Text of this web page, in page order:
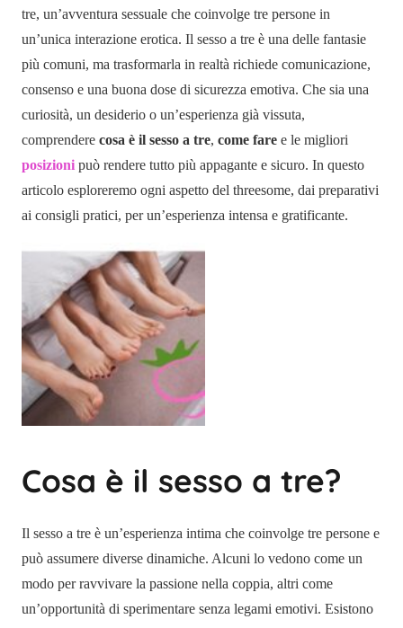
tre, un’avventura sessuale che coinvolge tre persone in
un’unica interazione erotica. Il sesso a tre è una delle fantasie
più comuni, ma trasformarla in realtà richiede comunicazione,
consenso e una buona dose di sicurezza emotiva. Che sia una
curiosità, un desiderio o un’esperienza già vissuta,
comprendere cosa è il sesso a tre, come fare e le migliori
posizioni può rendere tutto più appagante e sicuro. In questo
articolo esploreremo ogni aspetto del threesome, dai preparativi
ai consigli pratici, per un’esperienza intensa e gratificante.
Cosa è il sesso a tre?
Il sesso a tre è un’esperienza intima che coinvolge tre persone e
può assumere diverse dinamiche. Alcuni lo vedono come un
modo per ravvivare la passione nella coppia, altri come
un’opportunità di sperimentare senza legami emotivi. Esistono